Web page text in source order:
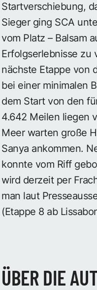
Startverschiebung,
Sieger ging SCA
vom Platz – Balsam
Erfolgserlebnisse zu
nächste Etappe von
bei einer minimalen
dem Start von den
4.642 Meilen liegen
Meer warten große
Sanya ankommen.
konnte vom Riff
wird derzeit per
man laut
(Etappe 8 ab
ÜBER DIE